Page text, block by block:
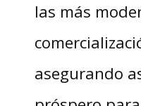
las más
asegurando